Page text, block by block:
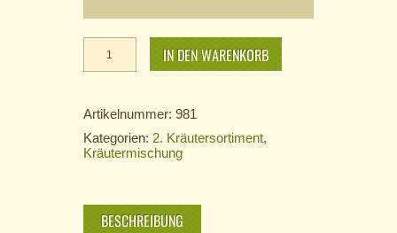
Lolita
Menge
IN DEN WARENKORB
Artikelnummer: 981
Kategorien: 2. Kräutersortiment,
Kräutermischung
BESCHREIBUNG